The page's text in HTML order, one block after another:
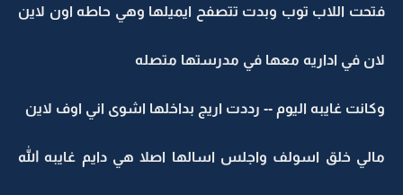
فتحت اللاب توب وبدت تتصفح ايميلها وهي حاطه اون لاين
لان في اداريه معها في مدرستها متصله
وكانت غايبه اليوم -- رددت اريج بداخلها اشوى اني اوف لاين
مالي خلق اسولف واجلس اسالها اصلا هي دايم غايبه الله